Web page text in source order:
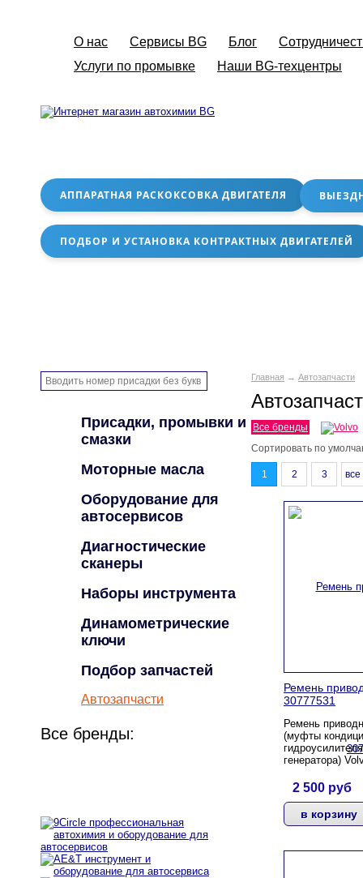
О нас Сервисы BG Блог
Услуги по промывке
Наши BG-техцентры
АППАРАТНАЯ РАСКОКСОВКА ДВИГАТЕЛЯ
ПОДБОР И УСТАНОВКА КОНТРАКТНЫХ ДВИГАТЕЛЕЙ
Главная → Автозапчасти
Все бренды
Сортировать по
1 2 3 все
Ремень
30777531
Ремень
(муфты
генератора)
2 500 руб
Присадки, промывки и
смазки
Моторные масла
Оборудование для
автосервисов
Диагностические
сканеры
Наборы инструмента
Динамометрические
ключи
Подбор запчастей
Автозапчасти
Все бренды: